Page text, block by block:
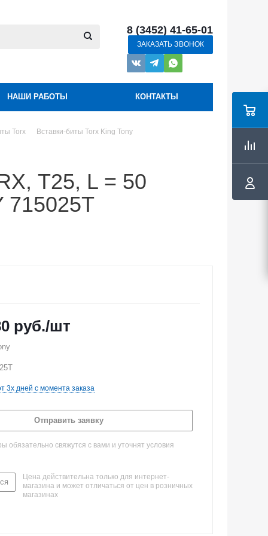
8 (3452) 41-65-01
ЗАКАЗАТЬ ЗВОНОК
НАШИ РАБОТЫ КОНТАКТЫ
Torx
Вставки-биты Torx King Tony
Т25, L = 50
715025T
руб./шт
3х дней с момента заказа
Отправить заявку
обязательно свяжутся с вами и уточнят условия
Цена действительна только для интернет-
магазина и может отличаться от цен в розничных
магазинах